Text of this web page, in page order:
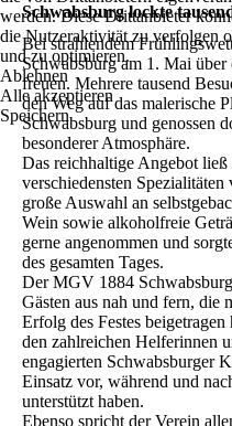
Schwabsburg lockte
Bei strahlendem
Schwabsburg am 1. Mai
freuen. Mehrere tausend
den Weg auf das malerische
Schwabsburg und genossen
besonderer Atmosphäre.
Das reichhaltige Angebot
verschiedensten
große Auswahl an
Wein sowie alkoholfreie
gerne angenommen und
des gesamten Tages.
Der MGV 1884
Gästen aus nah und fern, die
Erfolg des Festes
den zahlreichen Helferinnen
engagierten Schwabsburger
Einsatz vor, während und
unterstützt haben.
Ebenso spricht der Verein
werden. Diese Drittanbieter
die Nutzeraktivität zu verfolgen
und zu optimieren.
Ablehnen
Alle akzeptieren
Speichern